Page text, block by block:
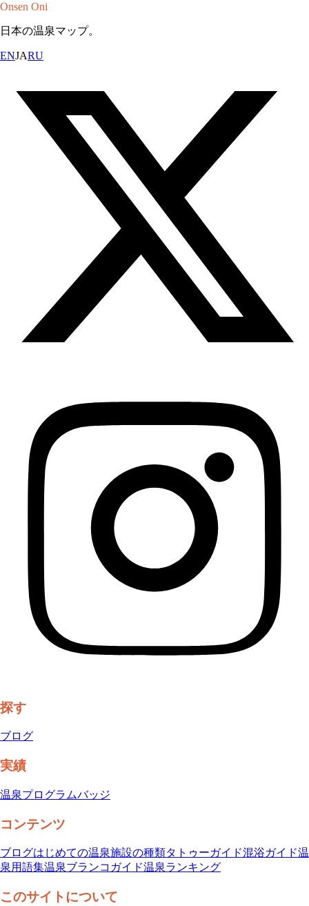
Onsen Oni
日本の温泉マップ。
ENJARU
探す
ブログ
実績
温泉プログラムバッジ
コンテンツ
ブログはじめての温泉施設の種類タトゥーガイド混浴ガイド温
泉用語集温泉ブランコガイド温泉ランキング
このサイトについて